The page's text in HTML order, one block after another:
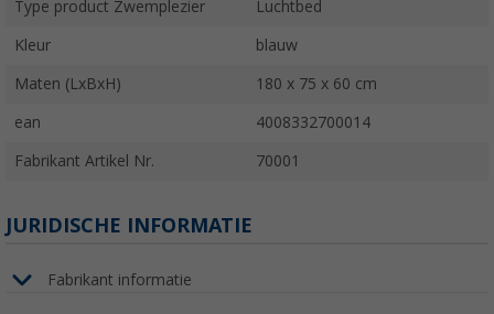
Type product Zwemplezier Luchtbed
Kleur blauw
Maten (LxBxH) 180 x 75 x 60 cm
ean 4008332700014
Fabrikant Artikel Nr. 70001
JURIDISCHE INFORMATIE
Fabrikant informatie